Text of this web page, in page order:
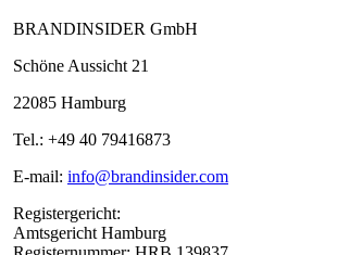
BRANDINSIDER GmbH
Schöne Aussicht 21
22085 Hamburg
Tel.: +49 40 79416873
E-mail: info@brandinsider.com
Registergericht:
Amtsgericht Hamburg